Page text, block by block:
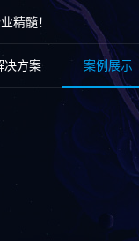
精髓！
决方案 案例展示